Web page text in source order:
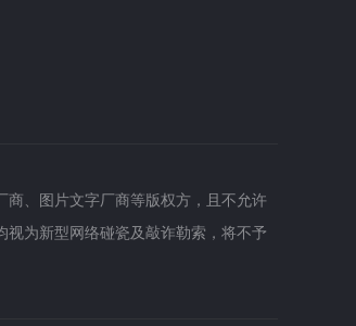
、图片文字厂商等版权方，且不允许
为新型网络碰瓷及敲诈勒索，将不予